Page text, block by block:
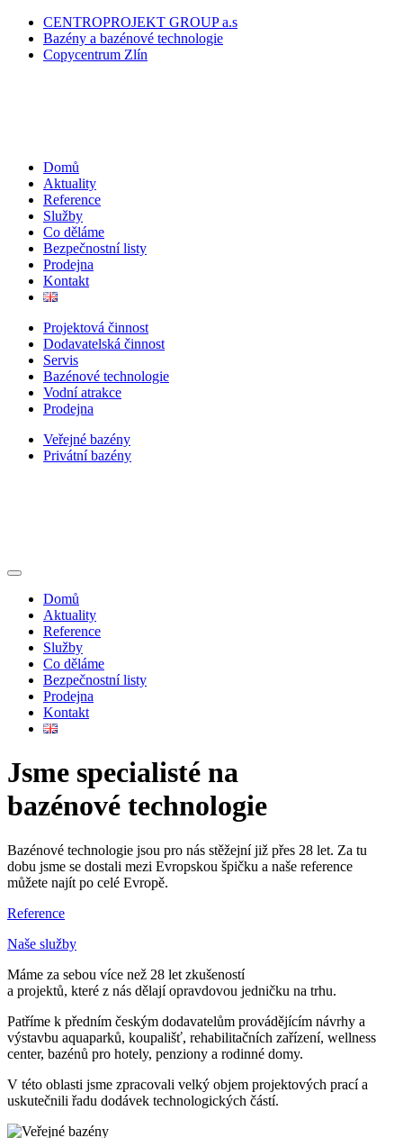
CENTROPROJEKT GROUP a.s
Bazény a bazénové technologie
Copycentrum Zlín
Domů
Aktuality
Reference
Služby
Co děláme
Bezpečnostní listy
Prodejna
Kontakt
Projektová činnost
Dodavatelská činnost
Servis
Bazénové technologie
Vodní atrakce
Prodejna
Veřejné bazény
Privátní bazény
Domů
Aktuality
Reference
Služby
Co děláme
Bezpečnostní listy
Prodejna
Kontakt
Jsme specialisté na
bazénové technologie
Bazénové technologie jsou pro nás stěžejní již přes 28 let. Za tu
dobu jsme se dostali mezi Evropskou špičku a naše reference
můžete najít po celé Evropě.
Reference
Naše služby
Máme za sebou více než 28 let zkušeností
a projektů, které z nás dělají opravdovou jedničku na trhu.
Patříme k předním českým dodavatelům provádějícím návrhy a
výstavbu aquaparků, koupališť, rehabilitačních zařízení, wellness
center, bazénů pro hotely, penziony a rodinné domy.
V této oblasti jsme zpracovali velký objem projektových prací a
uskutečnili řadu dodávek technologických částí.